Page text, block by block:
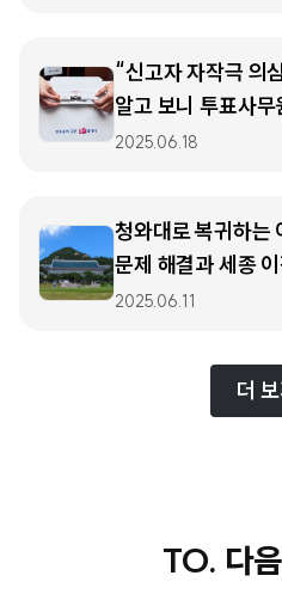
“신고자 자작극 의
알고 보니 투표사
2025.06.18
청와대로 복귀하는
문제 해결과 세종
2025.06.11
더 보
TO. 다